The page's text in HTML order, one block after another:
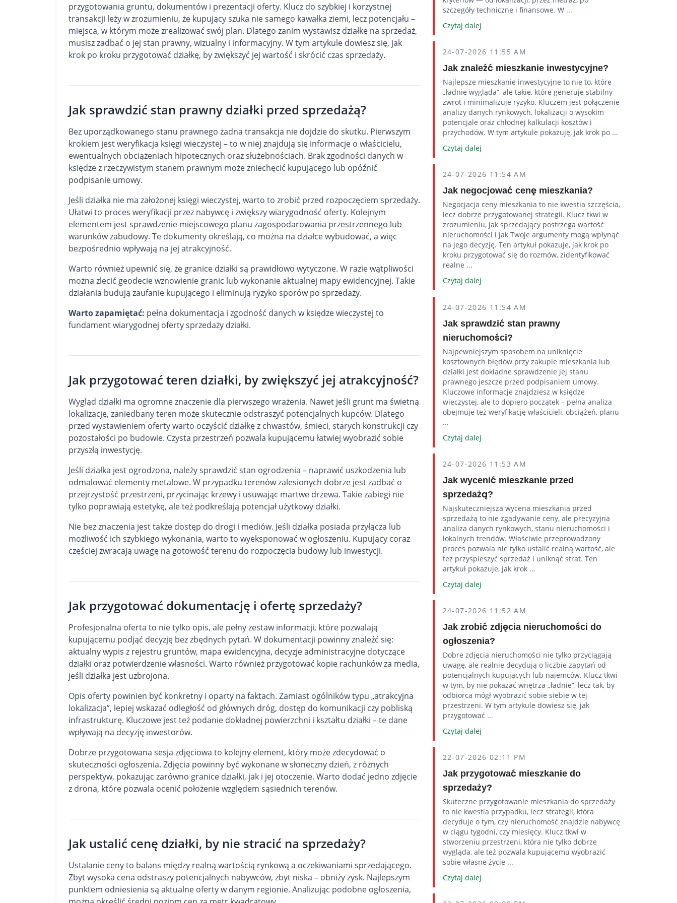
przygotowania gruntu, dokumentów i prezentacji oferty. Klucz do szybkiej i korzystnej
transakcji leży w zrozumieniu, że kupujący szuka nie samego kawałka ziemi, lecz potencjału –
miejsca, w którym może zrealizować swój plan. Dlatego zanim wystawisz działkę na sprzedaż,
musisz zadbać o jej stan prawny, wizualny i informacyjny. W tym artykule dowiesz się, jak
krok po kroku przygotować działkę, by zwiększyć jej wartość i skrócić czas sprzedaży.
Jak sprawdzić stan prawny działki przed sprzedażą?
Bez uporządkowanego stanu prawnego żadna transakcja nie dojdzie do skutku. Pierwszym
krokiem jest weryfikacja księgi wieczystej – to w niej znajdują się informacje o właścicielu,
ewentualnych obciążeniach hipotecznych oraz służebnościach. Brak zgodności danych w
księdze z rzeczywistym stanem prawnym może zniechęcić kupującego lub opóźnić
podpisanie umowy.
Jeśli działka nie ma założonej księgi wieczystej, warto to zrobić przed rozpoczęciem sprzedaży.
Ułatwi to proces weryfikacji przez nabywcę i zwiększy wiarygodność oferty. Kolejnym
elementem jest sprawdzenie miejscowego planu zagospodarowania przestrzennego lub
warunków zabudowy. Te dokumenty określają, co można na działce wybudować, a więc
bezpośrednio wpływają na jej atrakcyjność.
Warto również upewnić się, że granice działki są prawidłowo wytyczone. W razie wątpliwości
można zlecić geodecie wznowienie granic lub wykonanie aktualnej mapy ewidencyjnej. Takie
działania budują zaufanie kupującego i eliminują ryzyko sporów po sprzedaży.
Warto zapamiętać: pełna dokumentacja i zgodność danych w księdze wieczystej to
fundament wiarygodnej oferty sprzedaży działki.
Jak przygotować teren działki, by zwiększyć jej atrakcyjność?
Wygląd działki ma ogromne znaczenie dla pierwszego wrażenia. Nawet jeśli grunt ma świetną
lokalizację, zaniedbany teren może skutecznie odstraszyć potencjalnych kupców. Dlatego
przed wystawieniem oferty warto oczyścić działkę z chwastów, śmieci, starych konstrukcji czy
pozostałości po budowie. Czysta przestrzeń pozwala kupującemu łatwiej wyobrazić sobie
przyszłą inwestycję.
Jeśli działka jest ogrodzona, należy sprawdzić stan ogrodzenia – naprawić uszkodzenia lub
odmalować elementy metalowe. W przypadku terenów zalesionych dobrze jest zadbać o
przejrzystość przestrzeni, przycinając krzewy i usuwając martwe drzewa. Takie zabiegi nie
tylko poprawiają estetykę, ale też podkreślają potencjał użytkowy działki.
Nie bez znaczenia jest także dostęp do drogi i mediów. Jeśli działka posiada przyłącza lub
możliwość ich szybkiego wykonania, warto to wyeksponować w ogłoszeniu. Kupujący coraz
częściej zwracają uwagę na gotowość terenu do rozpoczęcia budowy lub inwestycji.
Jak przygotować dokumentację i ofertę sprzedaży?
Profesjonalna oferta to nie tylko opis, ale pełny zestaw informacji, które pozwalają
kupującemu podjąć decyzję bez zbędnych pytań. W dokumentacji powinny znaleźć się:
aktualny wypis z rejestru gruntów, mapa ewidencyjna, decyzje administracyjne dotyczące
działki oraz potwierdzenie własności. Warto również przygotować kopie rachunków za media,
jeśli działka jest uzbrojona.
Opis oferty powinien być konkretny i oparty na faktach. Zamiast ogólników typu „atrakcyjna
lokalizacja”, lepiej wskazać odległość od głównych dróg, dostęp do komunikacji czy pobliską
infrastrukturę. Kluczowe jest też podanie dokładnej powierzchni i kształtu działki – te dane
wpływają na decyzję inwestorów.
Dobrze przygotowana sesja zdjęciowa to kolejny element, który może zdecydować o
skuteczności ogłoszenia. Zdjęcia powinny być wykonane w słoneczny dzień, z różnych
perspektyw, pokazując zarówno granice działki, jak i jej otoczenie. Warto dodać jedno zdjęcie
z drona, które pozwala ocenić położenie względem sąsiednich terenów.
Jak ustalić cenę działki, by nie stracić na sprzedaży?
Ustalanie ceny to balans między realną wartością rynkową a oczekiwaniami sprzedającego.
Zbyt wysoka cena odstraszy potencjalnych nabywców, zbyt niska – obniży zysk. Najlepszym
punktem odniesienia są aktualne oferty w danym regionie. Analizując podobne ogłoszenia,
szczegóły techniczne i finansowe. W ...
Czytaj dalej
24-07-2026 11:55 AM
Jak znaleźć mieszkanie inwestycyjne?
Najlepsze mieszkanie inwestycyjne to nie to, które
„ładnie wygląda”, ale takie, które generuje stabilny
zwrot i minimalizuje ryzyko. Kluczem jest połączenie
analizy danych rynkowych, lokalizacji o wysokim
potencjale oraz chłodnej kalkulacji kosztów i
przychodów. W tym artykule pokazuję, jak krok po ...
Czytaj dalej
24-07-2026 11:54 AM
Jak negocjować cenę mieszkania?
Negocjacja ceny mieszkania to nie kwestia szczęścia,
lecz dobrze przygotowanej strategii. Klucz tkwi w
zrozumieniu, jak sprzedający postrzega wartość
nieruchomości i jak Twoje argumenty mogą wpłynąć
na jego decyzję. Ten artykuł pokazuje, jak krok po
kroku przygotować się do rozmów, zidentyfikować
realne ...
Czytaj dalej
24-07-2026 11:54 AM
Jak sprawdzić stan prawny
nieruchomości?
Najpewniejszym sposobem na uniknięcie
kosztownych błędów przy zakupie mieszkania lub
działki jest dokładne sprawdzenie jej stanu
prawnego jeszcze przed podpisaniem umowy.
Kluczowe informacje znajdziesz w księdze
wieczystej, ale to dopiero początek – pełna analiza
obejmuje też weryfikację właścicieli, obciążeń, planu
...
Czytaj dalej
24-07-2026 11:53 AM
Jak wycenić mieszkanie przed
sprzedażą?
Najskuteczniejsza wycena mieszkania przed
sprzedażą to nie zgadywanie ceny, ale precyzyjna
analiza danych rynkowych, stanu nieruchomości i
lokalnych trendów. Właściwie przeprowadzony
proces pozwala nie tylko ustalić realną wartość, ale
też przyspieszyć sprzedaż i uniknąć strat. Ten
artykuł pokazuje, jak krok ...
Czytaj dalej
24-07-2026 11:52 AM
Jak zrobić zdjęcia nieruchomości do
ogłoszenia?
Dobre zdjęcia nieruchomości nie tylko przyciągają
uwagę, ale realnie decydują o liczbie zapytań od
potencjalnych kupujących lub najemców. Klucz tkwi
w tym, by nie pokazać wnętrza „ładnie”, lecz tak, by
odbiorca mógł wyobrazić sobie siebie w tej
przestrzeni. W tym artykule dowiesz się, jak
przygotować ...
Czytaj dalej
22-07-2026 02:11 PM
Jak przygotować mieszkanie do
sprzedaży?
Skuteczne przygotowanie mieszkania do sprzedaży
to nie kwestia przypadku, lecz strategii, która
decyduje o tym, czy nieruchomość znajdzie nabywcę
w ciągu tygodni, czy miesięcy. Klucz tkwi w
stworzeniu przestrzeni, która nie tylko dobrze
wygląda, ale też pozwala kupującemu wyobrazić
sobie własne życie ...
Czytaj dalej